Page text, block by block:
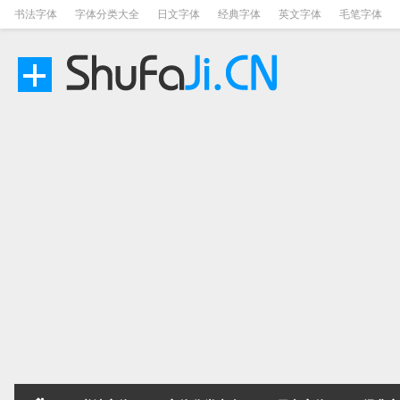
书法字体 字体分类大全 日文字体 经典字体 英文字体 毛笔字体